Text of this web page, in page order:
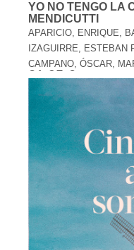
YO NO TENGO LA
MENDICUTTI
APARICIO, ENRIQUE,
IZAGUIRRE, ESTEBAN
CAMPANO, ÓSCAR,
21,95 €